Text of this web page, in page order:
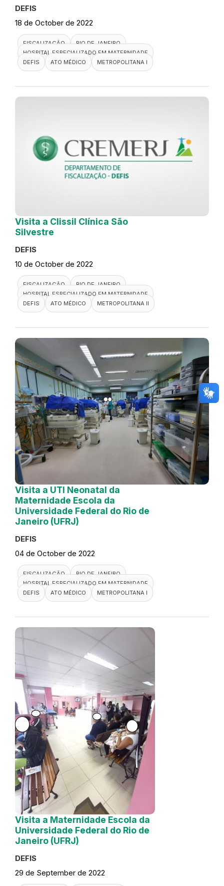
DEFIS
18 de October de 2022
FISCALIZAÇÃO
RIO DE JANEIRO
HOSPITAL ESPECIALIZADO EM MATERNIDADE
DEFIS
ATO MÉDICO METROPOLITANA I
Visita a Clissil Clínica São
Silvestre
DEFIS
10 de October de 2022
FISCALIZAÇÃO
RIO DE JANEIRO
HOSPITAL ESPECIALIZADO EM MATERNIDADE
DEFIS
ATO MÉDICO METROPOLITANA II
Visita a UTI Neonatal da
Maternidade Escola da
Universidade Federal do Rio de
Janeiro (UFRJ)
DEFIS
04 de October de 2022
FISCALIZAÇÃO
RIO DE JANEIRO
HOSPITAL ESPECIALIZADO EM MATERNIDADE
DEFIS
ATO MÉDICO METROPOLITANA I
Visita a Maternidade Escola da
Universidade Federal do Rio de
Janeiro (UFRJ)
DEFIS
29 de September de 2022